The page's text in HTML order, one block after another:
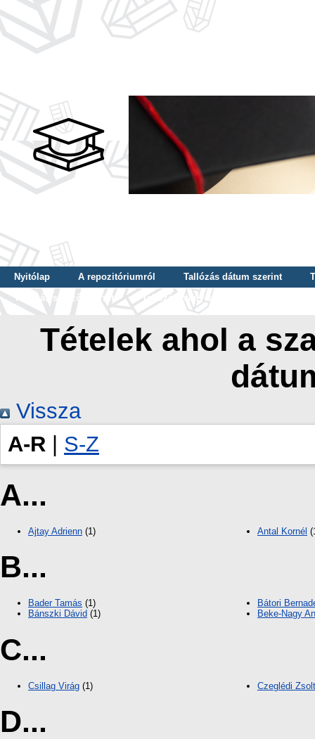
Nyitólap A repozitóriumról Tallózás dátum szerint
Tallózás szerző szerint
Tallózás nyelv szerint
Tételek ahol a
Vissza
A-R
S-Z
A...
Ajtay Adrienn (1) Antal Kornél
B...
Bader Tamás (1)
Bánszki Dávid (1)
Bátori
Beke-Nagy
C...
Csillag Virág (1) Czeglédi Zsolt
D...